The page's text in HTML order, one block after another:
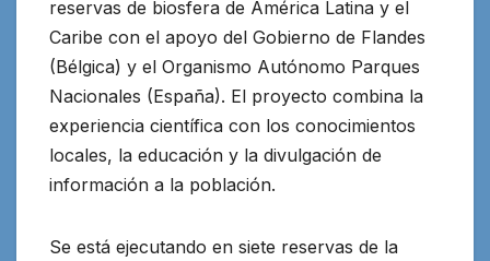
reservas de biosfera de América Latina y el
Caribe con el apoyo del Gobierno de Flandes
(Bélgica) y el Organismo Autónomo Parques
Nacionales (España). El proyecto combina la
experiencia científica con los conocimientos
locales, la educación y la divulgación de
información a la población.
Se está ejecutando en siete reservas de la